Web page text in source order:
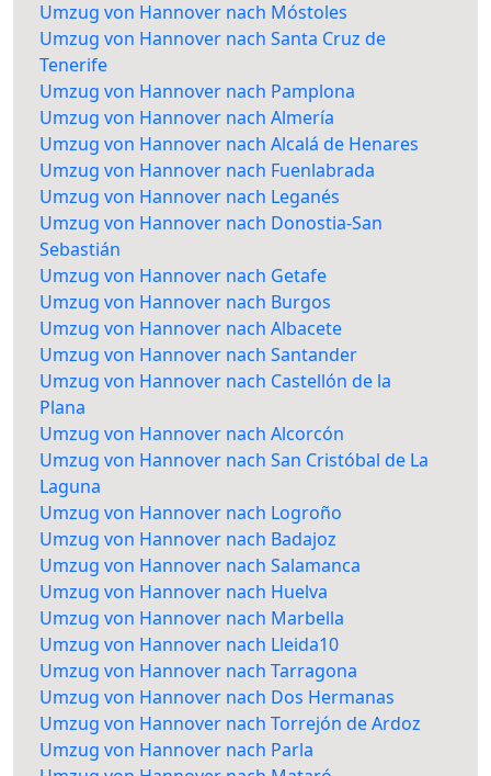
Umzug von Hannover nach Móstoles
Umzug von Hannover nach Santa Cruz de
Tenerife
Umzug von Hannover nach Pamplona
Umzug von Hannover nach Almería
Umzug von Hannover nach Alcalá de Henares
Umzug von Hannover nach Fuenlabrada
Umzug von Hannover nach Leganés
Umzug von Hannover nach Donostia-San
Sebastián
Umzug von Hannover nach Getafe
Umzug von Hannover nach Burgos
Umzug von Hannover nach Albacete
Umzug von Hannover nach Santander
Umzug von Hannover nach Castellón de la
Plana
Umzug von Hannover nach Alcorcón
Umzug von Hannover nach San Cristóbal de La
Laguna
Umzug von Hannover nach Logroño
Umzug von Hannover nach Badajoz
Umzug von Hannover nach Salamanca
Umzug von Hannover nach Huelva
Umzug von Hannover nach Marbella
Umzug von Hannover nach Lleida10
Umzug von Hannover nach Tarragona
Umzug von Hannover nach Dos Hermanas
Umzug von Hannover nach Torrejón de Ardoz
Umzug von Hannover nach Parla